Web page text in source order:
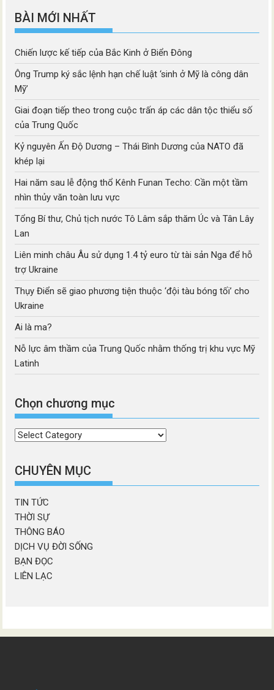
BÀI MỚI NHẤT
Chiến lược kế tiếp của Bắc Kinh ở Biển Đông
Ông Trump ký sắc lệnh hạn chế luật ‘sinh ở Mỹ là công dân
Mỹ’
Giai đoạn tiếp theo trong cuộc trấn áp các dân tộc thiểu số
của Trung Quốc
Kỷ nguyên Ấn Độ Dương – Thái Bình Dương của NATO đã
khép lại
Hai năm sau lễ động thổ Kênh Funan Techo: Cần một tầm
nhìn thủy văn toàn lưu vực
Tổng Bí thư, Chủ tịch nước Tô Lâm sắp thăm Úc và Tân Lây
Lan
Liên minh châu Âu sử dụng 1.4 tỷ euro từ tài sản Nga để hỗ
trợ Ukraine
Thụy Điển sẽ giao phương tiện thuộc ‘đội tàu bóng tối’ cho
Ukraine
Ai là ma?
Nỗ lực âm thầm của Trung Quốc nhằm thống trị khu vực Mỹ
Latinh
Chọn chương mục
Chọn
mục
CHUYÊN MỤC
TIN TỨC
THỜI SỰ
THÔNG BÁO
DỊCH VỤ ĐỜI SỐNG
BẠN ĐỌC
LIÊN LẠC